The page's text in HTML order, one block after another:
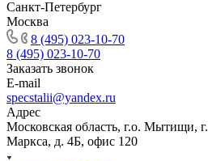
Санкт-Петербург
Москва
8 (495) 023-10-70
8 (495) 023-10-70
Заказать звонок
E-mail
specstalii@yandex.ru
Адрес
Московская область, г.о. Мытищи,
Маркса, д. 4Б, офис 120